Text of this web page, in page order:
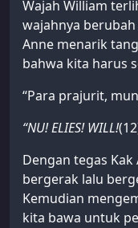
Wajah William
wajahnya
Anne menarik
bahwa kita harus
“Para prajurit,
“NU! ELIES! WILL!
Dengan tegas
bergerak lalu
Kemudian
kita bawa untuk